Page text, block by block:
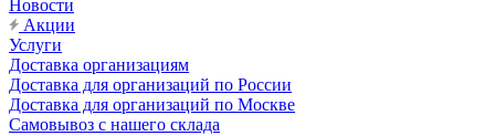
Новости
Акции
Услуги
Доставка организациям
Доставка для организаций по России
Доставка для организаций по Москве
Самовывоз с нашего склада